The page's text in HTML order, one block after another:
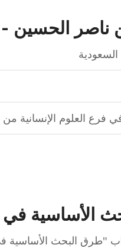
ناصر الحسين
السعودية
فرع العلوم الإنسانية من
الأساسية في
"طرق البحث الأساسية في